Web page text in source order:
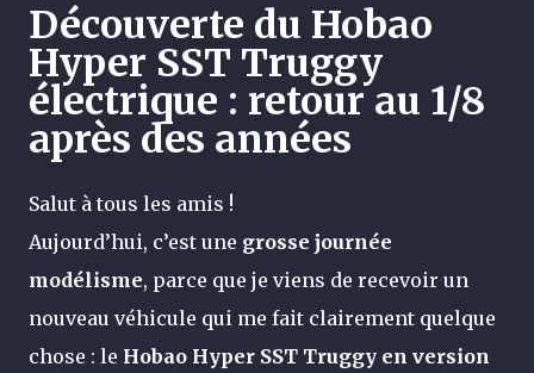
Découverte du Hobao
Hyper SST Truggy
électrique : retour au 1/8
après des années
Salut à tous les amis !
Aujourd’hui, c’est une grosse journée
modélisme, parce que je viens de recevoir un
nouveau véhicule qui me fait clairement quelque
chose : le Hobao Hyper SST Truggy en version